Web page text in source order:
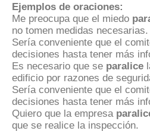
Ejemplos de oraciones:
Me preocupa que el miedo
no tomen medidas necesarias.
Sería conveniente que el
decisiones hasta tener más
Es necesario que se paralice
edificio por razones de
Sería conveniente que el
decisiones hasta tener más
Quiero que la empresa
que se realice la inspección.